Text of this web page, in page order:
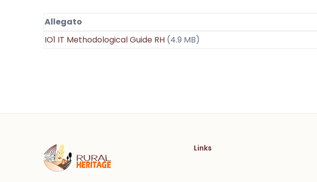
Allegato
IO1 IT Methodological Guide RH (4.9 MB)
Links